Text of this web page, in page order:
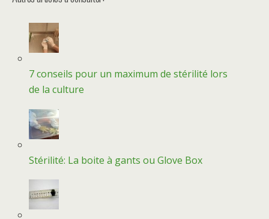
7 conseils pour un maximum de stérilité lors
de la culture
Stérilité: La boite à gants ou Glove Box